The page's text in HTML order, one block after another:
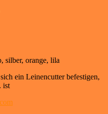
silber, orange, lila
ein Leinencutter befestigen,
ist